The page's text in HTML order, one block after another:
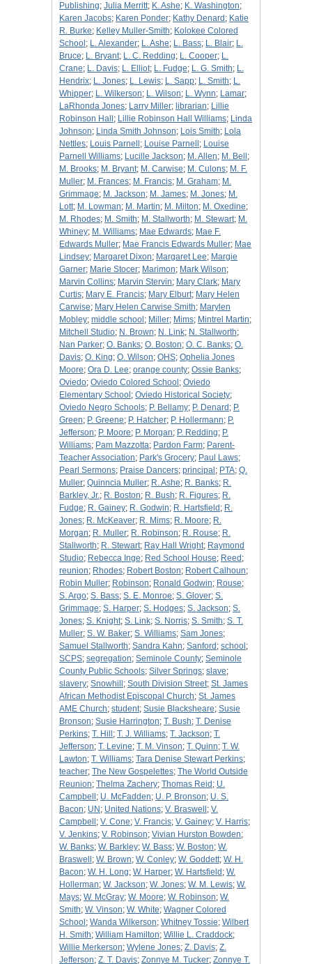
Publishing; Julia Merritt; K. Ashe; K. Washington;
Karen Jacobs; Karen Ponder; Kathy Denard ; Katie
R. Burke; Kelley Muller-Smith; Kolokee Colored
School ; L. Alexander; L. Ashe; L. Bass; L. Blair; L.
Bruce; L. Bryant; L. C. Redding; L. Cooper; L.
Crane; L. Davis; L. Elliot; L. Fudge; L. G. Smith; L.
Hendrix; L. Jones; L. Lewis; L. Sapp; L. Smith; L.
Whipper; L. Wilkerson; L. Wilson; L. Wynn; Lamar;
LaRhonda Jones; Larry Miller; librarian; Lillie
Robinson Hall ; Lillie Robinson Hall Williams; Linda
Johnson; Linda Smith Johnson; Lois Smith; Lola
Nettles; Louis Parnell ; Louise Parnell ; Louise
Parnell Williams; Lucille Jackson; M. Allen; M. Bell ;
M. Brooks; M. Bryant; M. Carwise; M. Culons; M. F.
Muller; M. Frances; M. Francis; M. Graham; M.
Grimmage; M. Jackson; M. James; M. Jones; M.
Lott; M. Lowman; M. Martin; M. Milton; M. Oxedine;
M. Rhodes; M. Smith; M. Stallworth; M. Stewart; M.
Whiney; M. Williams; Mae Edwards; Mae F.
Edwards Muller; Mae Francis Edwards Muller; Mae
Lindsey; Margaret Dixon; Margaret Lee; Margie
Garner; Marie Stocer; Marimon; Mark Wilson;
Marvin Collins; Marvin Stervin; Mary Clark; Mary
Curtis; Mary E. Francis; Mary Elburt; Mary Helen
Carwise; Mary Helen Carwise Smith; Marylen
Mobley; middle school ; Miller; Mims; Mintrel Martin;
Mitchell Studio; N. Brown; N. Link; N. Stallworth;
Nan Parker; O. Banks; O. Boston; O. C. Banks; O.
Davis; O. King; O. Wilson; OHS; Ophelia Jones
Moore; Ora D. Lee; orange county; Ossie Banks;
Oviedo; Oviedo Colored School ; Oviedo
Elementary School ; Oviedo Historical Society;
Oviedo Negro Schools; P. Bellamy; P. Denard ; P.
Green; P. Greene; P. Hatcher; P. Hollermann; P.
Jefferson; P. Moore; P. Morgan; P. Redding; P.
Williams; Pam Mazzotta; Pardon Farm; Parent-
Teacher Association; Park's Grocery; Paul Laws;
Pearl Sermons; Praise Dancers; principal ; PTA; Q.
Muller; Quinncia Muller; R. Ashe; R. Banks; R.
Barkley, Jr.; R. Boston; R. Bush; R. Figures; R.
Fudge; R. Gainey; R. Godwin; R. Hartsfield ; R.
Jones; R. McKeaver; R. Mims; R. Moore; R.
Morgan; R. Muller; R. Robinson; R. Rouse; R.
Stallworth; R. Stewart; Ray Hall Wright; Raymond
Studio; Rebecca Inge; Red School House; Reed ;
reunion; Rhodes; Robert Boston; Robert Calhoun;
Robin Muller; Robinson; Ronald Godwin; Rouse;
S. Argo; S. Bass; S. E. Monroe; S. Glover; S.
Grimmage; S. Harper; S. Hodges; S. Jackson; S.
Jones; S. Knight; S. Link; S. Norris; S. Smith; S. T.
Muller; S. W. Baker; S. Williams; Sam Jones;
Samuel Stallworth; Sandra Kahn; Sanford ; school ;
SCPS; segregation; Seminole County; Seminole
County Public Schools; Silver Springs; slave;
slavery; Snowhill ; South Division Street; St. James
African Methodist Episcopal Church; St. James
AME Church; student; Susie Blacksheare; Susie
Bronson; Susie Harrington; T. Bush; T. Denise
Perkins; T. Hill ; T. J. Williams; T. Jackson; T.
Jefferson; T. Levine; T. M. Vinson; T. Quinn; T. W.
Lawton; T. Williams; Tara Denise Stewart Perkins;
teacher; The New Gospelettes; The World Outside
Reunion; Thelma Zachery; Thomas Reid ; U.
Campbell ; U. McFadden; U. P. Bronson; U. S.
Bacon; UN ; United Nations; V. Braswell ; V.
Campbell ; V. Cone; V. Francis; V. Gainey; V. Harris;
V. Jenkins; V. Robinson; Vivian Hurston Bowden;
W. Banks; W. Barkley; W. Bass; W. Boston; W.
Braswell ; W. Brown; W. Conley; W. Goddett; W. H.
Bacon; W. H. Long; W. Harper; W. Hartsfield ; W.
Hollerman; W. Jackson; W. Jones; W. M. Lewis; W.
Mays; W. McGray; W. Moore; W. Robinson; W.
Smith; W. Vinson; W. White; Wagner Colored
School ; Wanda Wilkerson; Whitney Tossie; Wilbert
H. Smith; William Hamilton; Willie L. Craddock;
Willie Merkerson; Wylene Jones; Z. Davis; Z.
Jefferson; Z. T. Davis; Zonnye M. Tucker; Zonnye T.